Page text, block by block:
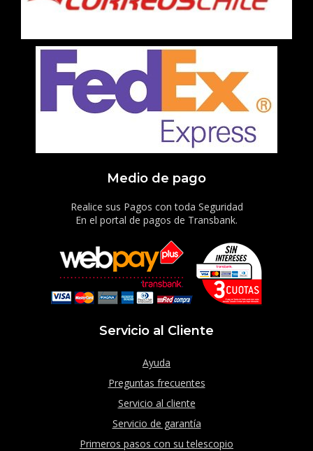
Medio de pago
Realice sus Pagos con toda Seguridad
En el portal de pagos de Transbank.
Servicio al Cliente
Ayuda
Preguntas frecuentes
Servicio al cliente
Servicio de garantía
Primeros pasos con su telescopio